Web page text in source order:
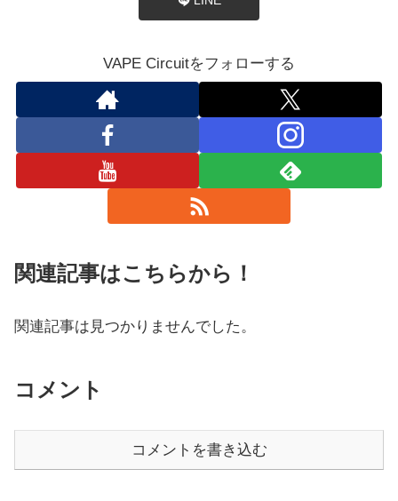
VAPE Circuitをフォローする
関連記事はこちらから！
関連記事は見つかりませんでした。
コメント
コメントを書き込む